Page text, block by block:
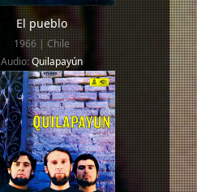
El pueblo
1966 | Chile
Audio:Quilapayún